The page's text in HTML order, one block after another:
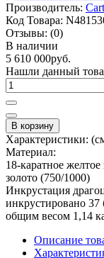
Производитель:
Код Товара:
Отзывы: (0)
В наличии
5 610 000руб.
Нашли данный
В корзину
Характеристики:
Материал:
18-каратное
золото (750/1000)
Инкрустация
инкрустировано
общим весом 1,14
Описание